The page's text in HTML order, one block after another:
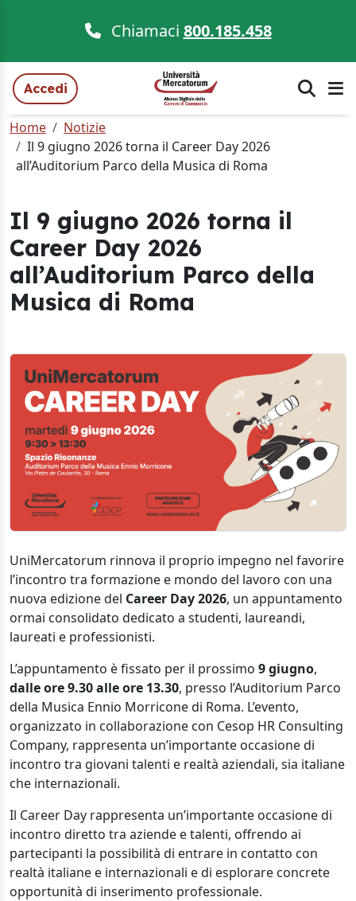
Chiamaci 800.185.458
Accedi
Home
Notizie
Il 9 giugno 2026 torna il Career Day 2026
all’Auditorium Parco della Musica di Roma
Il 9 giugno 2026 torna il
Career Day 2026
all’Auditorium Parco della
Musica di Roma
UniMercatorum rinnova il proprio impegno nel favorire
l’incontro tra formazione e mondo del lavoro con una
nuova edizione del Career Day 2026, un appuntamento
ormai consolidato dedicato a studenti, laureandi,
laureati e professionisti.
L’appuntamento è fissato per il prossimo 9 giugno,
dalle ore 9.30 alle ore 13.30, presso l’Auditorium Parco
della Musica Ennio Morricone di Roma. L’evento,
organizzato in collaborazione con Cesop HR Consulting
Company, rappresenta un’importante occasione di
incontro tra giovani talenti e realtà aziendali, sia italiane
che internazionali.
Il Career Day rappresenta un’importante occasione di
incontro diretto tra aziende e talenti, offrendo ai
partecipanti la possibilità di entrare in contatto con
realtà italiane e internazionali e di esplorare concrete
opportunità di inserimento professionale.